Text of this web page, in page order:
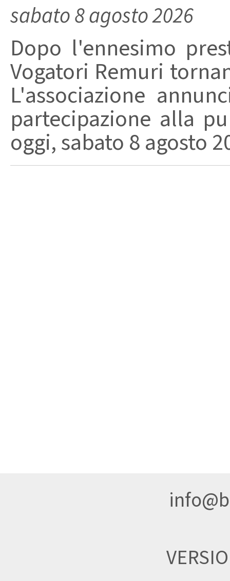
sabato 8 agosto 2026
Dopo l'ennesimo
Vogatori Remuri
L'associazione
partecipazione alla
oggi, sabato 8 agosto